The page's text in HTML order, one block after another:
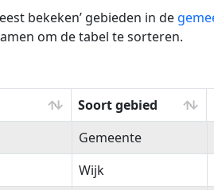
bekeken’ gebieden in de
om de tabel te sorteren.
Soort gebied
Soort gebied
Gemeente
Wijk